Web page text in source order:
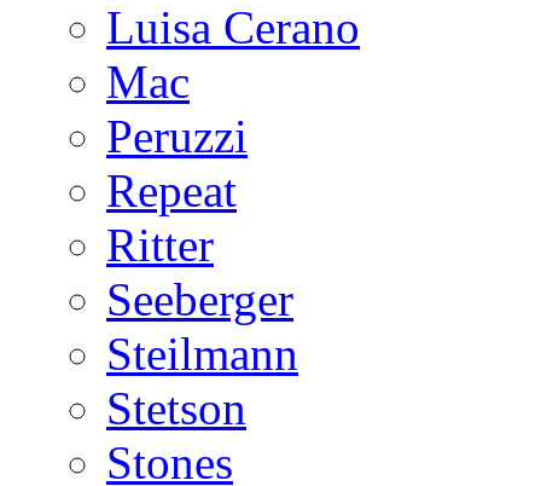
Luisa Cerano
Mac
Peruzzi
Repeat
Ritter
Seeberger
Steilmann
Stetson
Stones